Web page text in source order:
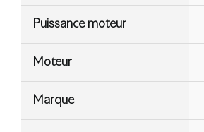
Puissance moteur
Moteur
Marque